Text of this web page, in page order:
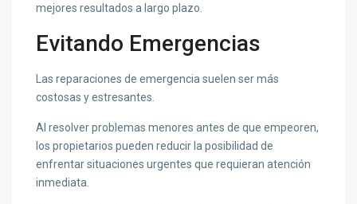
mejores resultados a largo plazo.
Evitando Emergencias
Las reparaciones de emergencia suelen ser más
costosas y estresantes.
Al resolver problemas menores antes de que empeoren,
los propietarios pueden reducir la posibilidad de
enfrentar situaciones urgentes que requieran atención
inmediata.